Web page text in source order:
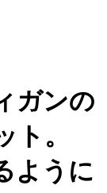
ガンの
ト。
ように